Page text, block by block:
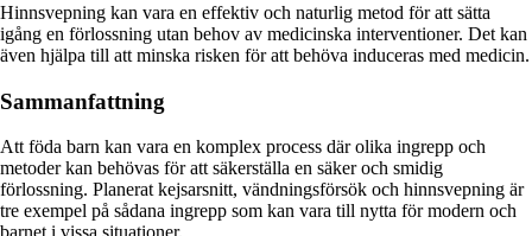
Hinnsvepning kan vara en effektiv och naturlig metod för att sätta
igång en förlossning utan behov av medicinska interventioner. Det kan
även hjälpa till att minska risken för att behöva induceras med medicin.
Sammanfattning
Att föda barn kan vara en komplex process där olika ingrepp och
metoder kan behövas för att säkerställa en säker och smidig
förlossning. Planerat kejsarsnitt, vändningsförsök och hinnsvepning är
tre exempel på sådana ingrepp som kan vara till nytta för modern och